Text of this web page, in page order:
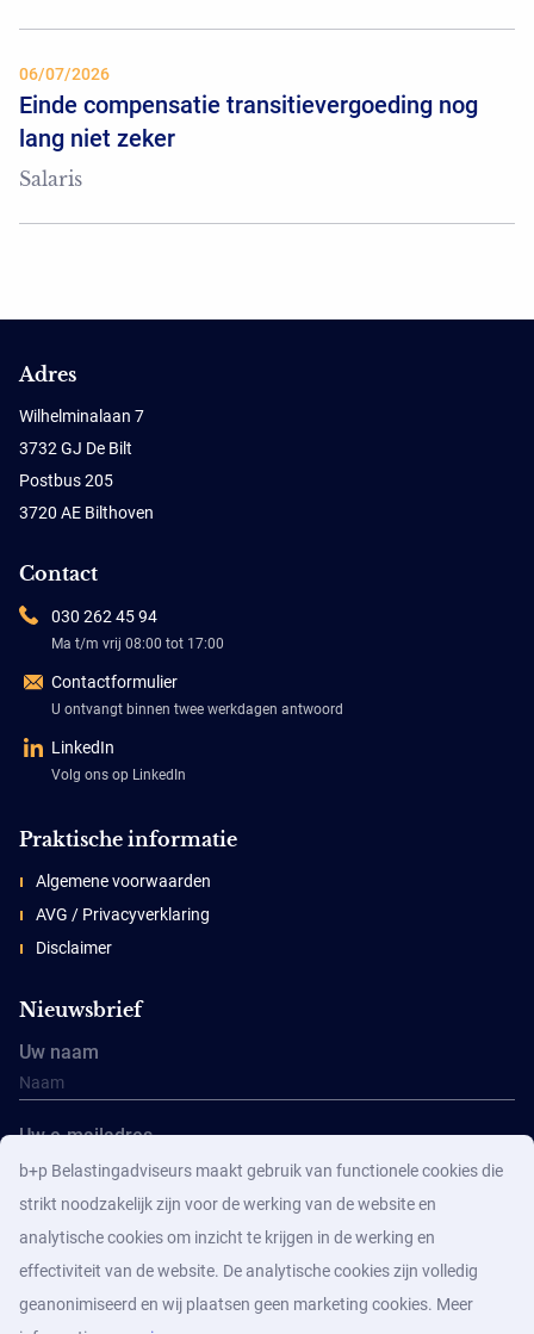
06/07/2026
Einde compensatie transitievergoeding nog
lang niet zeker
Salaris
Adres
Wilhelminalaan 7
3732 GJ De Bilt
Postbus 205
3720 AE Bilthoven
Contact
030 262 45 94
Ma t/m vrij 08:00 tot 17:00
Contactformulier
U ontvangt binnen twee werkdagen antwoord
LinkedIn
Volg ons op LinkedIn
Praktische informatie
Algemene voorwaarden
AVG / Privacyverklaring
Disclaimer
Nieuwsbrief
Uw naam
Uw e-mailadres
b+p Belastingadviseurs maakt gebruik van functionele cookies die
strikt noodzakelijk zijn voor de werking van de website en
analytische cookies om inzicht te krijgen in de werking en
effectiviteit van de website. De analytische cookies zijn volledig
geanonimiseerd en wij plaatsen geen marketing cookies. Meer